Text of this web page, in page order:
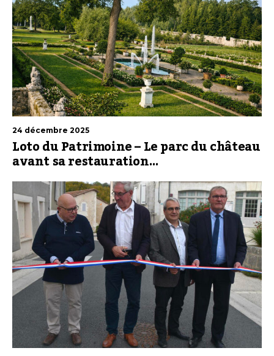
24 décembre 2025
Loto du Patrimoine – Le parc du château
avant sa restauration…